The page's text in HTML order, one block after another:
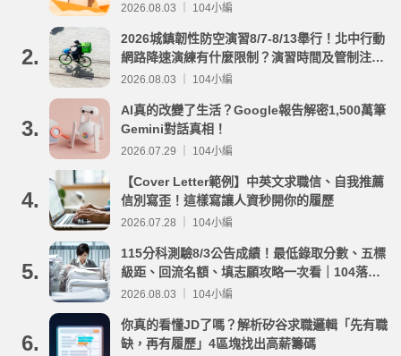
2026.08.03 ｜ 104小編
2.
2026城鎮韌性防空演習8/7-8/13舉行！北中行動
網路降速演練有什麼限制？演習時間及管制注意
事項整理
2026.08.03 ｜ 104小編
3.
AI真的改變了生活？Google報告解密1,500萬筆
Gemini對話真相！
2026.07.29 ｜ 104小編
4.
【Cover Letter範例】中英文求職信、自我推薦
信別寫歪！這樣寫讓人資秒開你的履歷
2026.07.28 ｜ 104小編
5.
115分科測驗8/3公告成績！最低錄取分數、五標
級距、回流名額、填志願攻略一次看｜104落點
分析
2026.08.03 ｜ 104小編
6.
你真的看懂JD了嗎？解析矽谷求職邏輯「先有職
缺，再有履歷」4區塊找出高薪籌碼